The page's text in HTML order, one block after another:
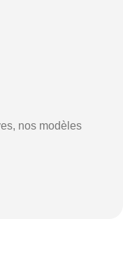
nos modèles